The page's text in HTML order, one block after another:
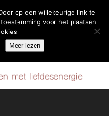
op een willekeurige link te
voor het plaatsen
Meer lezen